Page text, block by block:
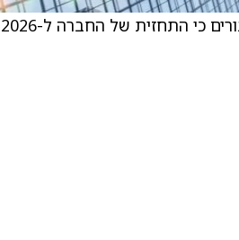
הפירמה, שהתאימו את התחזיות לאחר הדוחות הרבעוניים של החברה, סבורים כי התחזית של החברה ל-2026